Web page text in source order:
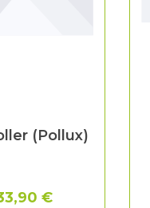
(Pollux)
€